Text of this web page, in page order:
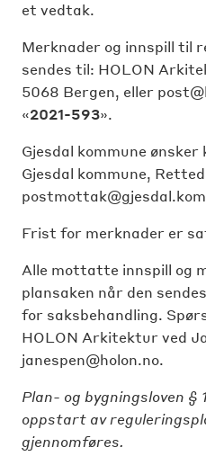
et vedtak.
Merknader og innspill til
sendes til: HOLON
5068 Bergen, eller
«2021-593».
Gjesdal kommune
Gjesdal kommune,
Frist for merknader er
Alle mottatte innspill og
plansaken når den
for saksbehandling.
HOLON Arkitektur ved
janespen@holon.no.
Plan- og bygningsloven §
oppstart av
gjennomføres.